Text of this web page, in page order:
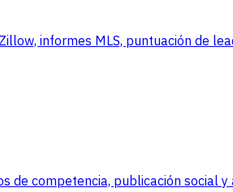
informes MLS, puntuación de
de competencia, publicación social